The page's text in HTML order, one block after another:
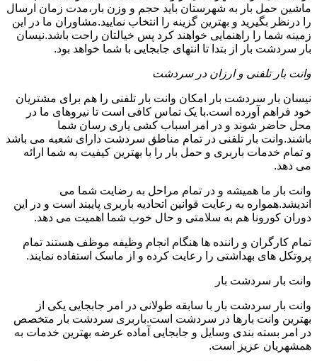
ماشین حمل بار به شهرستان باید حجم و وزن بار،مدت زمان ارسال
را درنظر بگیرید و بهترین گزینه را انتخاب نمایید.مشاوران ما در این
زمینه شما را راهنمایی خواهند کرد پس خیالتان راحت باشد.نیسان
بار سردشت بار از بتدا تا انتهای جابجایی با شما خواهد بود.
وانت بار تلفنی و ارزان در سردشت
نیسان بار سردشت بار امکان وانت بار تلفنی را هم برای مشتریان
خود فراهم آورده است.با یک تماس کافی است تا نیروهای ما در
محل حاضر شوند و در امر اسباب کشی یاری رسان شما
باشند.وانت بار تلفنی در تمام مناطق سردشت دارای شعبه می باشد
و تمام خدمات باربری و حمل بار را با بهترین کیفیت به شما ارائه
می دهد.
وانت بار ما همیشه و در تمام مراحل به رضایت شما می
اندیشد.همواره به رعایت قوانین اتحادیه باربری پایبند است و در این
دوران کورونا هم به سلامتی و حال خوب شما اهمیت می دهد.
تمام کارگران و راننده ها هنگام انجام وظیفه موظف هستند تمام
پروتکل های بهداشتی را رعایت کرده و از ماسک استفاده نمایند.
وانت بار سردشت بار
وانت بار سردشت بار با سابقه طولانی در امر جابجایی یکی از
بهترین وانت بارها در سردشت است.باربری سردشت بار متخصص
در امر بسته بندی وسایل و جابجایی آماده عرضه بهترین خدمات به
همشهریان عزیز است.